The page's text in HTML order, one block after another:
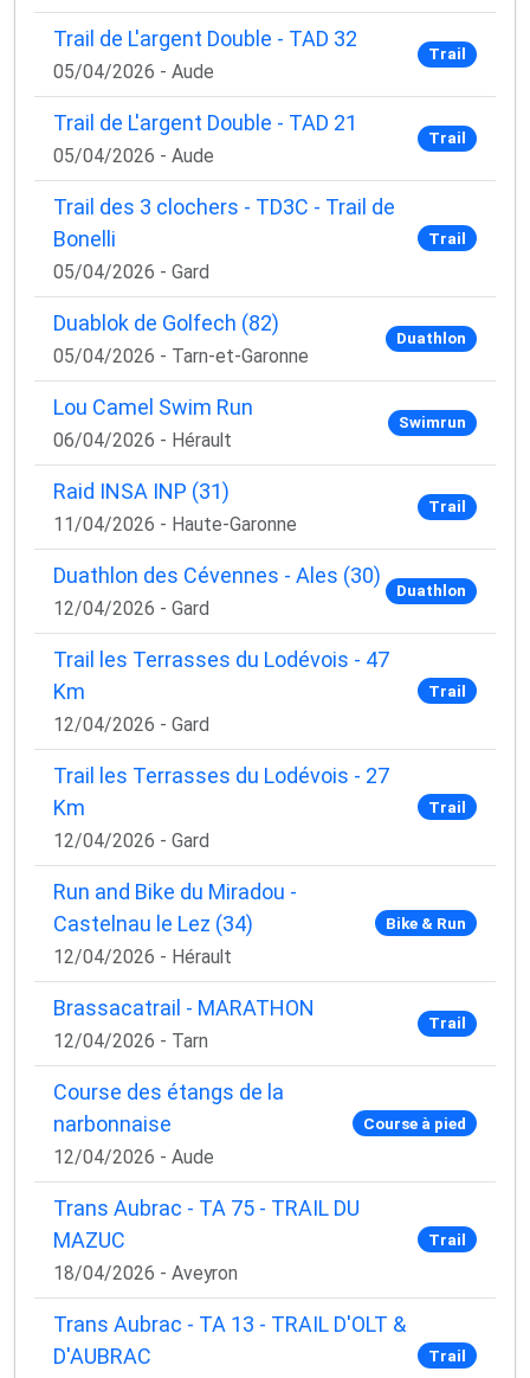
Trail de L'argent Double - TAD 32
05/04/2026 - Aude
Trail
Trail de L'argent Double - TAD 21
05/04/2026 - Aude
Trail
Trail des 3 clochers - TD3C - Trail de
Bonelli
05/04/2026 - Gard
Trail
Duablok de Golfech (82)
05/04/2026 - Tarn-et-Garonne
Duathlon
Lou Camel Swim Run
06/04/2026 - Hérault
Swimrun
Raid INSA INP (31)
11/04/2026 - Haute-Garonne
Trail
Duathlon des Cévennes - Ales (30)
12/04/2026 - Gard
Duathlon
Trail les Terrasses du Lodévois - 47
Km
12/04/2026 - Gard
Trail
Trail les Terrasses du Lodévois - 27
Km
12/04/2026 - Gard
Trail
Run and Bike du Miradou -
Castelnau le Lez (34)
12/04/2026 - Hérault
Bike & Run
Brassacatrail - MARATHON
12/04/2026 - Tarn
Trail
Course des étangs de la
narbonnaise
12/04/2026 - Aude
Course à pied
Trans Aubrac - TA 75 - TRAIL DU
MAZUC
18/04/2026 - Aveyron
Trail
Trans Aubrac - TA 13 - TRAIL D'OLT &
D'AUBRAC
Trail